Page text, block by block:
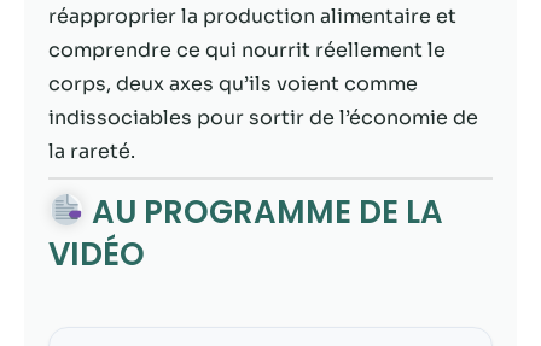
réapproprier la production alimentaire et
comprendre ce qui nourrit réellement le
corps, deux axes qu’ils voient comme
indissociables pour sortir de l’économie de
la rareté.
AU PROGRAMME DE LA
VIDÉO
personnalisés.